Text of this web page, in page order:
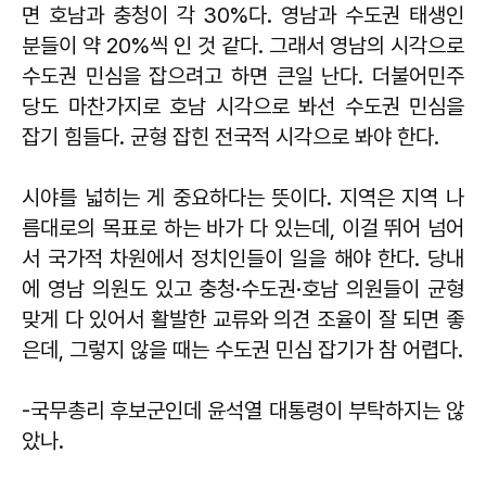
면 호남과 충청이 각 30%다. 영남과 수도권 태생인
분들이 약 20%씩 인 것 같다. 그래서 영남의 시각으로
수도권 민심을 잡으려고 하면 큰일 난다. 더불어민주
당도 마찬가지로 호남 시각으로 봐선 수도권 민심을
잡기 힘들다. 균형 잡힌 전국적 시각으로 봐야 한다.
시야를 넓히는 게 중요하다는 뜻이다. 지역은 지역 나
름대로의 목표로 하는 바가 다 있는데, 이걸 뛰어 넘어
서 국가적 차원에서 정치인들이 일을 해야 한다. 당내
에 영남 의원도 있고 충청·수도권·호남 의원들이 균형
맞게 다 있어서 활발한 교류와 의견 조율이 잘 되면 좋
은데, 그렇지 않을 때는 수도권 민심 잡기가 참 어렵다.
-국무총리 후보군인데 윤석열 대통령이 부탁하지는 않
았나.